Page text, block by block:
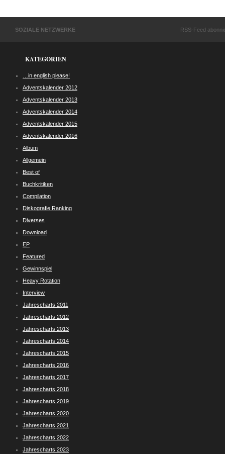
SOZIALE NETZWERKE RSS-Feed
KATEGORIEN
…in english please!
Adventskalender 2012
Adventskalender 2013
Adventskalender 2014
Adventskalender 2015
Adventskalender 2016
Album
Allgemein
Best of
Buchkritiken
Compilation
Diskografie Ranking
Diverses
Download
EP
Featured
Gewinnspiel
Heavy Rotation
Interview
Jahrescharts 2011
Jahrescharts 2012
Jahrescharts 2013
Jahrescharts 2014
Jahrescharts 2015
Jahrescharts 2016
Jahrescharts 2017
Jahrescharts 2018
Jahrescharts 2019
Jahrescharts 2020
Jahrescharts 2021
Jahrescharts 2022
Jahrescharts 2023